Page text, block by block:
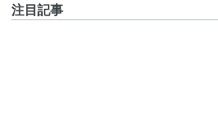
注目記事